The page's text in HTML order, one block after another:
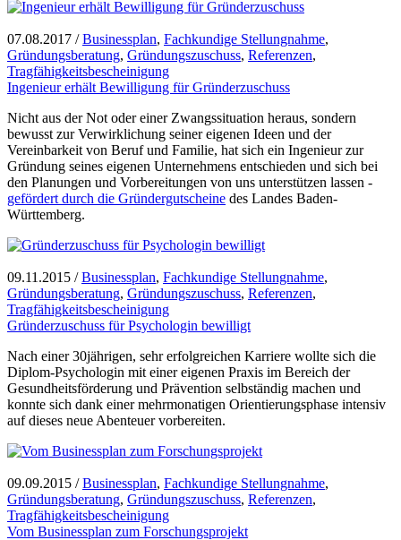
07.08.2017 /Businessplan, Fachkundige Stellungnahme,
Gründungsberatung, Gründungszuschuss, Referenzen,
Tragfähigkeitsbescheinigung
Ingenieur erhält Bewilligung für Gründerzuschuss
Nicht aus der Not oder einer Zwangssituation heraus, sondern
bewusst zur Verwirklichung seiner eigenen Ideen und der
Vereinbarkeit von Beruf und Familie, hat sich ein Ingenieur zur
Gründung seines eigenen Unternehmens entschieden und sich bei
den Planungen und Vorbereitungen von uns unterstützen lassen -
gefördert durch die Gründergutscheine des Landes Baden-
Württemberg.
09.11.2015 /Businessplan, Fachkundige Stellungnahme,
Gründungsberatung, Gründungszuschuss, Referenzen,
Tragfähigkeitsbescheinigung
Gründerzuschuss für Psychologin bewilligt
Nach einer 30jährigen, sehr erfolgreichen Karriere wollte sich die
Diplom-Psychologin mit einer eigenen Praxis im Bereich der
Gesundheitsförderung und Prävention selbständig machen und
konnte sich dank einer mehrmonatigen Orientierungsphase intensiv
auf dieses neue Abenteuer vorbereiten.
09.09.2015 /Businessplan, Fachkundige Stellungnahme,
Gründungsberatung, Gründungszuschuss, Referenzen,
Tragfähigkeitsbescheinigung
Vom Businessplan zum Forschungsprojekt